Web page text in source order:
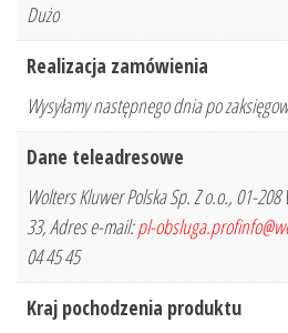
Dużo
Realizacja zamówienia
Wysyłamy następnego dnia po
Dane teleadresowe
Wolters Kluwer Polska Sp. Z o.o., 01-
33, Adres e-mail:pl-
04 45 45
Kraj pochodzenia produktu